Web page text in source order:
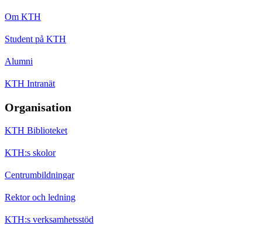
Om KTH
Student på KTH
Alumni
KTH Intranät
Organisation
KTH Biblioteket
KTH:s skolor
Centrumbildningar
Rektor och ledning
KTH:s verksamhetsstöd